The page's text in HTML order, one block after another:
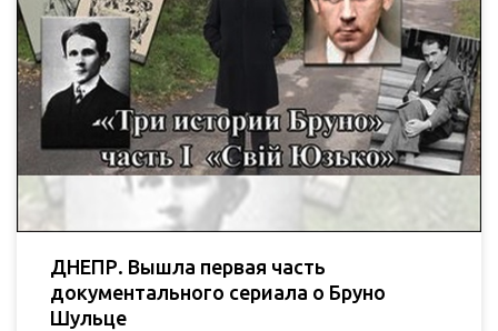
ДНЕПР. Вышла первая часть
документального сериала о Бруно
Шульце